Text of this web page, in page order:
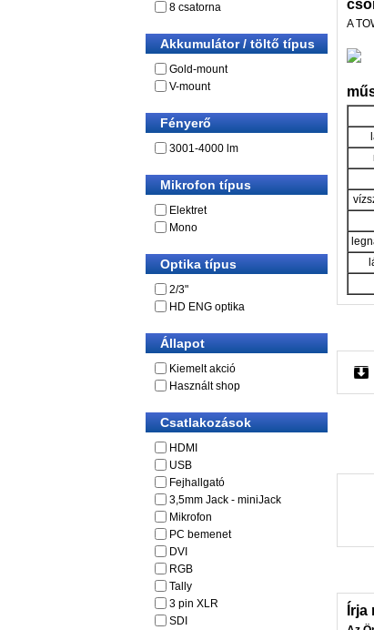
8 csatorna
Akkumulátor / töltő típus
Gold-mount
V-mount
Fényerő
3001-4000 lm
Mikrofon típus
Elektret
Mono
Optika típus
2/3"
HD ENG optika
Állapot
Kiemelt akció
Használt shop
Csatlakozások
HDMI
USB
Fejhallgató
3,5mm Jack - miniJack
Mikrofon
PC bemenet
DVI
RGB
Tally
3 pin XLR
SDI
A